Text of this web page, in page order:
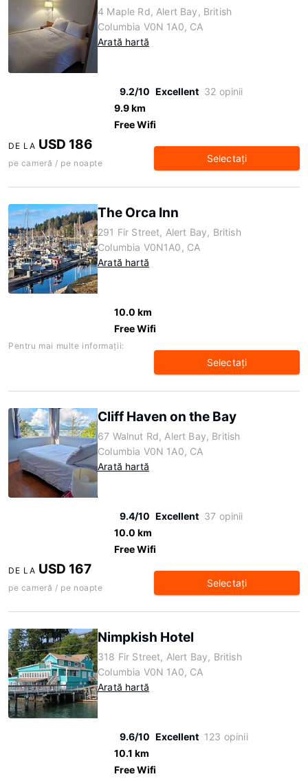
4 Maple Rd, Alert Bay, British
Columbia V0N 1A0, CA
Arată hartă
9.2/10 Excellent 32 opinii
9.9 km
Free Wifi
DE LA USD 186
pe cameră / pe noapte Selectaţi
The Orca Inn
291 Fir Street, Alert Bay, British
Columbia V0N1A0, CA
Arată hartă
10.0 km
Free Wifi
Pentru mai multe informaţii:
Selectaţi
Cliff Haven on the Bay
67 Walnut Rd, Alert Bay, British
Columbia V0N 1A0, CA
Arată hartă
9.4/10 Excellent 37 opinii
10.0 km
Free Wifi
DE LA USD 167
pe cameră / pe noapte Selectaţi
Nimpkish Hotel
318 Fir Street, Alert Bay, British
Columbia V0N 1A0, CA
Arată hartă
9.6/10 Excellent 123 opinii
10.1 km
Free Wifi